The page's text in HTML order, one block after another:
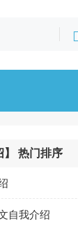
热门排序
自我介绍